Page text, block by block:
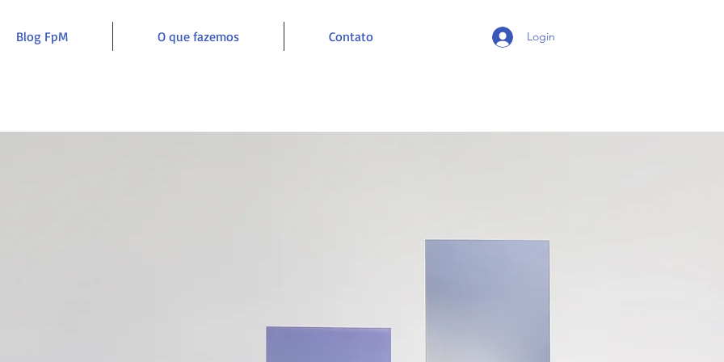
Blog FpM O que fazemos Contato Login